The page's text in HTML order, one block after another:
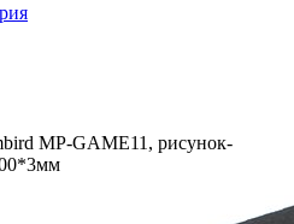
MP-GAME11, рисунок-